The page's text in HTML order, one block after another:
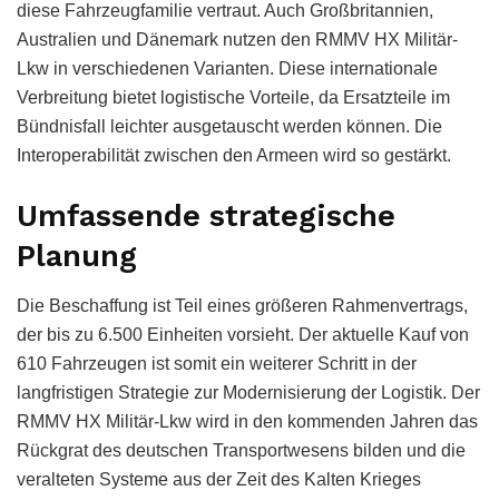
diese Fahrzeugfamilie vertraut. Auch Großbritannien,
Australien und Dänemark nutzen den RMMV HX Militär-
Lkw in verschiedenen Varianten. Diese internationale
Verbreitung bietet logistische Vorteile, da Ersatzteile im
Bündnisfall leichter ausgetauscht werden können. Die
Interoperabilität zwischen den Armeen wird so gestärkt.
Umfassende strategische
Planung
Die Beschaffung ist Teil eines größeren Rahmenvertrags,
der bis zu 6.500 Einheiten vorsieht. Der aktuelle Kauf von
610 Fahrzeugen ist somit ein weiterer Schritt in der
langfristigen Strategie zur Modernisierung der Logistik. Der
RMMV HX Militär-Lkw wird in den kommenden Jahren das
Rückgrat des deutschen Transportwesens bilden und die
veralteten Systeme aus der Zeit des Kalten Krieges